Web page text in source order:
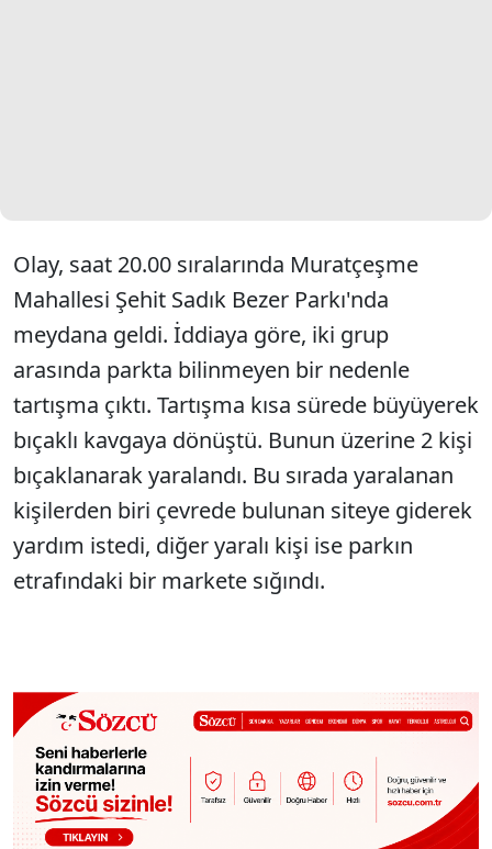
Olay, saat 20.00 sıralarında Muratçeşme
Mahallesi Şehit Sadık Bezer Parkı'nda
meydana geldi. İddiaya göre, iki grup
arasında parkta bilinmeyen bir nedenle
tartışma çıktı. Tartışma kısa sürede büyüyerek
bıçaklı kavgaya dönüştü. Bunun üzerine 2 kişi
bıçaklanarak yaralandı. Bu sırada yaralanan
kişilerden biri çevrede bulunan siteye giderek
yardım istedi, diğer yaralı kişi ise parkın
etrafındaki bir markete sığındı.